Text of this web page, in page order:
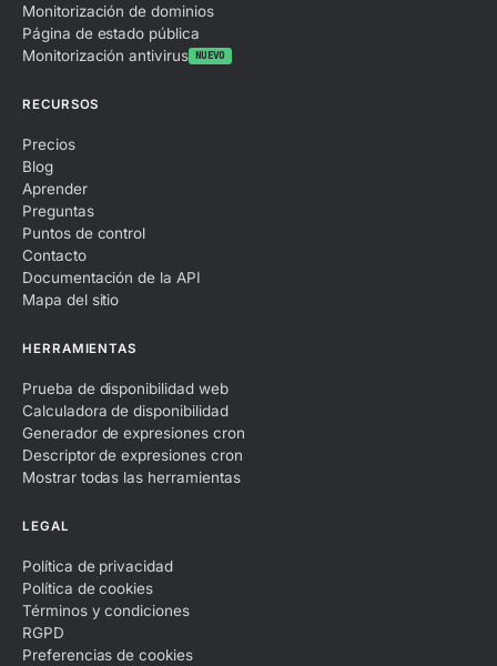
Monitorización de dominios
Página de estado pública
Monitorización antivirus NUEVO
RECURSOS
Precios
Blog
Aprender
Preguntas
Puntos de control
Contacto
Documentación de la API
Mapa del sitio
HERRAMIENTAS
Prueba de disponibilidad web
Calculadora de disponibilidad
Generador de expresiones cron
Descriptor de expresiones cron
Mostrar todas las herramientas
LEGAL
Política de privacidad
Política de cookies
Términos y condiciones
RGPD
Preferencias de cookies